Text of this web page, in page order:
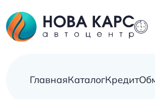
ГлавнаяКаталогКредит